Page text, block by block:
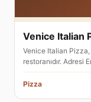
Venice Italian
Venice Italian
restoranıdır. Adresi
Pizza